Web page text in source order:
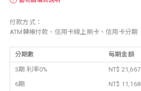
付款方式：
ATM轉帳付款、信用卡線上刷卡、信用卡分期
分期數 每期金額
3期 利率0%
NT$ 21,667
6期
NT$ 11,168